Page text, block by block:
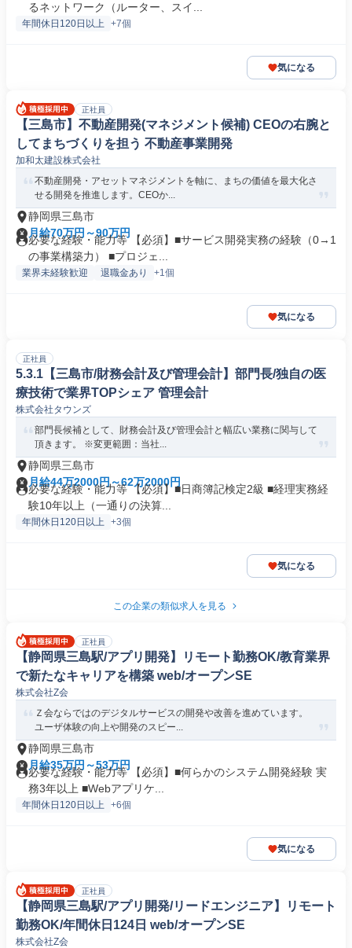
るネットワーク（ルーター、スイ...
年間休日120日以上 +7個
気になる
正社員
【三島市】不動産開発(マネジメント候補) CEOの右腕と
してまちづくりを担う 不動産事業開発
加和太建設株式会社
不動産開発・アセットマネジメントを軸に、まちの価値を最大化さ
せる開発を推進します。CEOか...
静岡県三島市
月給70万円～90万円
必要な経験・能力等 【必須】■サービス開発実務の経験（0→1
の事業構築力） ■プロジェ...
業界未経験歓迎 退職金あり +1個
気になる
正社員
5.3.1【三島市/財務会計及び管理会計】部門長/独自の医
療技術で業界TOPシェア 管理会計
株式会社タウンズ
部門長候補として、財務会計及び管理会計と幅広い業務に関与して
頂きます。 ※変更範囲：当社...
静岡県三島市
月給44万2000円～62万2000円
必要な経験・能力等 【必須】■日商簿記検定2級 ■経理実務経
験10年以上（一通りの決算...
年間休日120日以上 +3個
気になる
この企業の類似求人を見る
正社員
【静岡県三島駅/アプリ開発】リモート勤務OK/教育業界
で新たなキャリアを構築 web/オープンSE
株式会社Z会
Ｚ会ならではのデジタルサービスの開発や改善を進めています。
ユーザ体験の向上や開発のスピー...
静岡県三島市
月給35万円～53万円
必要な経験・能力等 【必須】■何らかのシステム開発経験 実
務3年以上 ■Webアプリケ...
年間休日120日以上 +6個
気になる
正社員
【静岡県三島駅/アプリ開発/リードエンジニア】リモート
勤務OK/年間休日124日 web/オープンSE
株式会社Z会